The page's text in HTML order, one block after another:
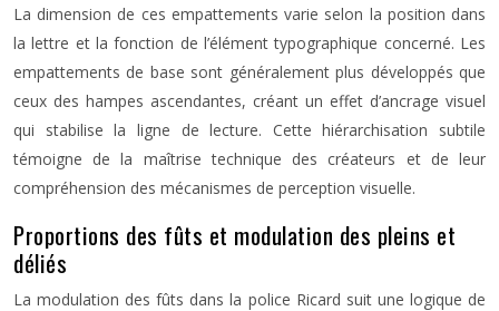
La dimension de ces empattements varie selon la position dans
la lettre et la fonction de l’élément typographique concerné. Les
empattements de base sont généralement plus développés que
ceux des hampes ascendantes, créant un effet d’ancrage visuel
qui stabilise la ligne de lecture. Cette hiérarchisation subtile
témoigne de la maîtrise technique des créateurs et de leur
compréhension des mécanismes de perception visuelle.
Proportions des fûts et modulation des pleins et
déliés
La modulation des fûts dans la police Ricard suit une logique de